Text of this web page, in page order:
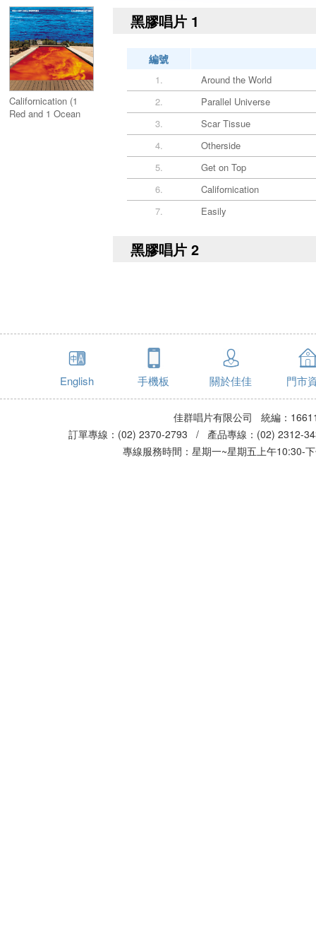
Californication (1
Red and 1 Ocean
黑膠唱片 1
編號
1.
Around the World
2.
Parallel Universe
3.
Scar Tissue
4.
Otherside
5.
Get on Top
6.
Californication
7.
Easily
黑膠唱片 2
English 手機板 關於佳佳 門市
佳群唱片有限公司 統編：
訂單專線：(02) 2370-2793 / 產品專線：(02)
專線服務時間：星期一~星期五上午10:30-